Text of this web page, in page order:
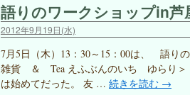
物
語
聴
く”ひ
と
と
ョ
ッ
プ
～“詩
や
も
の
語りのワークショップin
2012年9月19日(水)
7月5日（木）13：30～15：00は、 語り
雑貨 ＆ Tea えふぶんのいち ゆらり＞
は始めてだった。 友 … 続きを読む →